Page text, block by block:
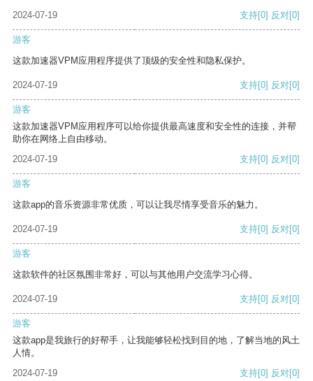
2024-07-19 支持[0] 反对[0]
游客
这款加速器VPM应用程序提供了顶级的安全性和隐私保护。
2024-07-19 支持[0] 反对[0]
游客
这款加速器VPM应用程序可以给你提供最高速度和安全性的连接，并帮
助你在网络上自由移动。
2024-07-19
支持[0] 反对[0]
游客
这款app的音乐资源非常优质，可以让我尽情享受音乐的魅力。
2024-07-19 支持[0] 反对[0]
游客
这款软件的社区氛围非常好，可以与其他用户交流学习心得。
2024-07-19 支持[0] 反对[0]
游客
这款app是我旅行的好帮手，让我能够轻松找到目的地，了解当地的风土
人情。
2024-07-19
支持[0] 反对[0]